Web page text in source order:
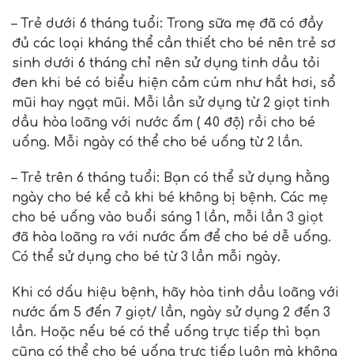
– Trẻ dưới 6 tháng tuổi: Trong sữa mẹ đã có đầy
đủ các loại kháng thể cần thiết cho bé nên trẻ sơ
sinh dưới 6 tháng chỉ nên sử dụng tinh dầu tỏi
đen khi bé có biểu hiện cảm cúm như hắt hơi, sổ
mũi hay ngạt mũi. Mỗi lần sử dụng từ 2 giọt tinh
dầu hòa loãng với nước ấm ( 40 độ) rồi cho bé
uống. Mỗi ngày có thể cho bé uống từ 2 lần.
– Trẻ trên 6 tháng tuổi: Bạn có thể sử dụng hằng
ngày cho bé kể cả khi bé không bị bệnh. Các mẹ
cho bé uống vào buổi sáng 1 lần, mỗi lần 3 giọt
đã hòa loãng ra với nước ấm để cho bé dễ uống.
Có thể sử dụng cho bé từ 3 lần mỗi ngày.
Khi có dấu hiệu bệnh, hãy hòa tinh dầu loãng với
nước ấm 5 đến 7 giọt/ lần, ngày sử dụng 2 đến 3
lần. Hoặc nếu bé có thể uống trực tiếp thì bạn
cũng có thể cho bé uống trực tiếp luôn mà không